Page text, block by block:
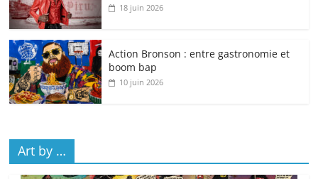
18 juin 2026
Action Bronson : entre gastronomie et
boom bap
10 juin 2026
Art by …